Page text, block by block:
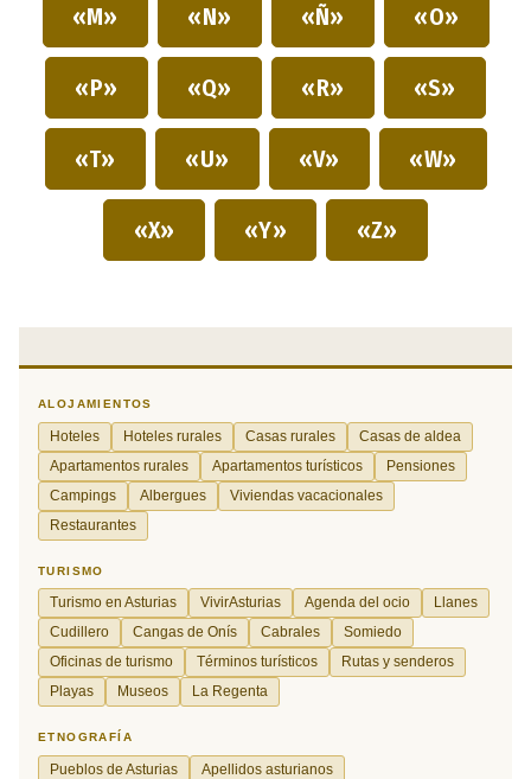
«M» «N» «Ñ» «O»
«P» «Q» «R» «S»
«T» «U» «V» «W»
«X» «Y» «Z»